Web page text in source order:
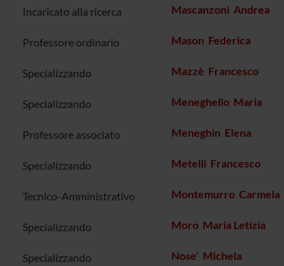
Incaricato alla ricerca
Professore ordinario
Specializzando
Specializzando
Professore associato
Specializzando
Tecnico-Amministrativo
Specializzando
Specializzando
Mascanzoni Andrea
Mason Federica
Mazzè Francesco
Meneghello Maria
Meneghin Elena
Metelli Francesco
Montemurro Carmela
Moro Maria Letizia
Nose' Michela